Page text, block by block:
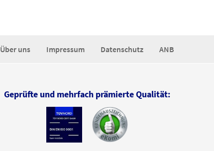
Über uns Impressum Datenschutz ANB
Geprüfte und mehrfach prämierte Qualität: